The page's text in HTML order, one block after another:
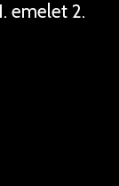
emelet 2.